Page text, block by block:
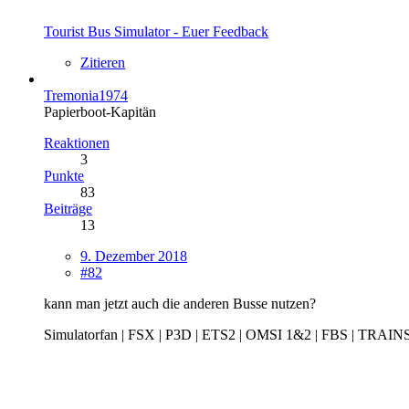
Tourist Bus Simulator - Euer Feedback
Zitieren
Tremonia1974
Papierboot-Kapitän
Reaktionen
3
Punkte
83
Beiträge
13
9. Dezember 2018
#82
kann man jetzt auch die anderen Busse nutzen?
Simulatorfan | FSX | P3D | ETS2 | OMSI 1&2 | FBS |